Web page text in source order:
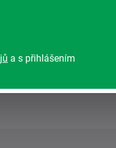
a s přihlášením